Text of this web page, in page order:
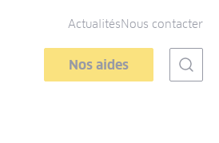
ActualitésNous contacter
Nos aides